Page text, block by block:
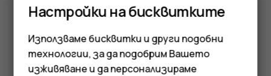
Когато прозвучи алармата, плъзнете я бързо
надясно.
Настройки на бисквитките
Използваме бисквитки и други подобни
технологии, за да подобрим Вашето
изживяване и да персонализираме